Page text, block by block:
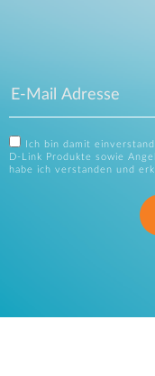
Ich bin damit
D-Link Produkte sowie
habe ich verstanden und